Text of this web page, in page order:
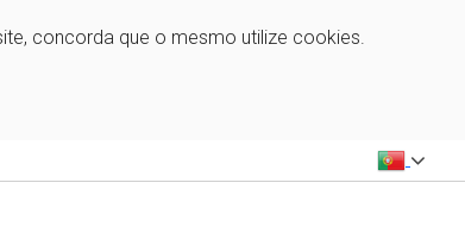
concorda que o mesmo utilize cookies.